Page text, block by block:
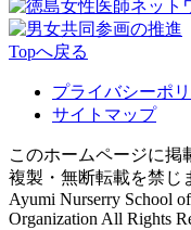
Topへ戻る
プライバシーポ
サイトマップ
このホームページに掲
複製・無断転載を禁じ
Ayumi Nurserry School
Organization All Rights